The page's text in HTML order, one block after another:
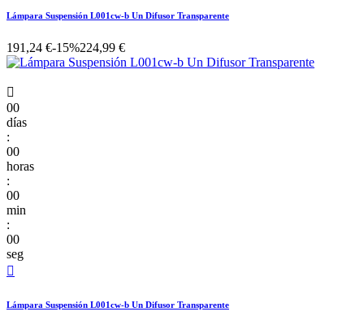
Lámpara Suspensión L001cw-b Un Difusor Transparente
191,24 €-15%224,99 €

00
días
:
00
horas
:
00
min
:
00
seg

Lámpara Suspensión L001cw-b Un Difusor Transparente